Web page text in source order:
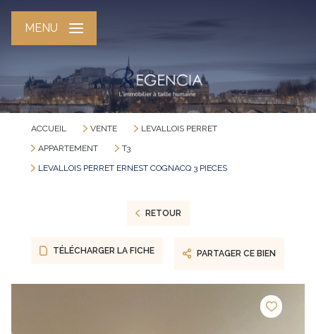
MENU
ACCUEIL VENTE
LEVALLOIS PERRET
APPARTEMENT
T3
LEVALLOIS PERRET ERNEST COGNACQ 3 PIECES
RETOUR
TÉLÉCHARGER LA FICHE PARTAGER CE BIEN